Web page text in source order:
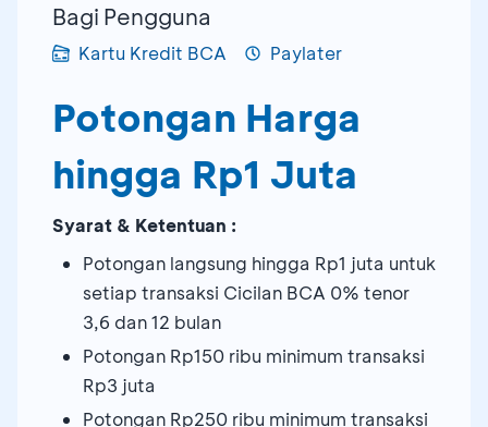
Bagi Pengguna
Kartu Kredit BCA Paylater
Potongan Harga
hingga Rp1 Juta
Syarat & Ketentuan :
Potongan langsung hingga Rp1 juta untuk
setiap transaksi Cicilan BCA 0% tenor
3,6 dan 12 bulan
Potongan Rp150 ribu minimum transaksi
Rp3 juta
Potongan Rp250 ribu minimum transaksi